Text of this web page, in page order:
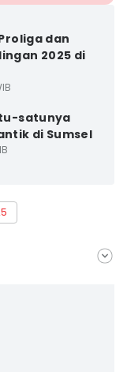
dan
2025 di
satunya
di Sumsel